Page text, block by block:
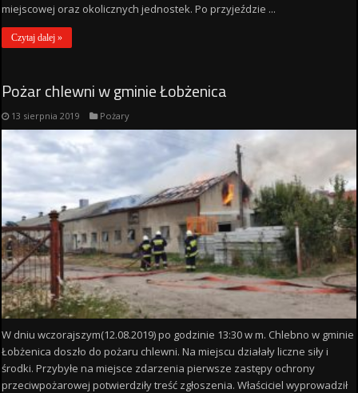
miejscowej oraz okolicznych jednostek. Po przyjeździe ...
Czytaj dalej »
Pożar chlewni w gminie Łobżenica
13 sierpnia 2019 Pożary
W dniu wczorajszym(12.08.2019) po godzinie 13:30 w m. Chlebno w gminie
Łobżenica doszło do pożaru chlewni. Na miejscu działały liczne siły i
środki. Przybyłe na miejsce zdarzenia pierwsze zastępy ochrony
przeciwpożarowej potwierdziły treść zgłoszenia. Właściciel wyprowadził